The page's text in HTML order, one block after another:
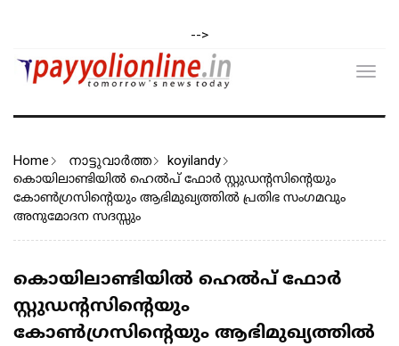
-->
Home നാട്ടുവാര്‍ത്ത koyilandy
കൊയിലാണ്ടിയിൽ ഹെൽപ് ഫോർ സ്റ്റുഡന്റസിന്റെയും
കോൺഗ്രസിന്റെയും ആഭിമുഖ്യത്തിൽ പ്രതിഭ സംഗമവും
അനുമോദന സദസ്സും
കൊയിലാണ്ടിയിൽ ഹെൽപ് ഫോർ
സ്റ്റുഡന്റസിന്റെയും
കോൺഗ്രസിന്റെയും ആഭിമുഖ്യത്തിൽ